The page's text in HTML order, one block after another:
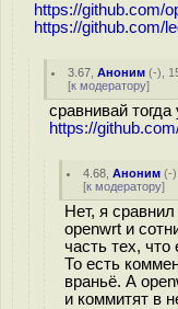
https://github.com/
https://github.com/
3.67 ,Аноним (-),
[к модератору]
сравнивай тогда
https://
4.68 ,Аноним (-
[к модератору]
Нет, я
openwrt и
часть тех, что
То есть
враньё. А
и коммитят в